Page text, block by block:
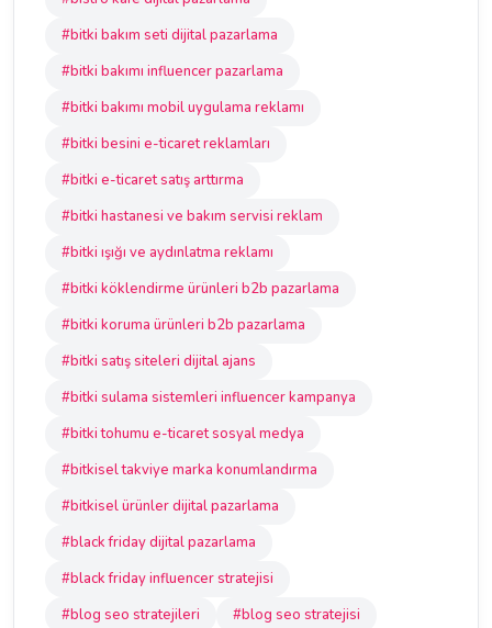
#bitki bakım seti dijital pazarlama
#bitki bakımı influencer pazarlama
#bitki bakımı mobil uygulama reklamı
#bitki besini e-ticaret reklamları
#bitki e-ticaret satış arttırma
#bitki hastanesi ve bakım servisi reklam
#bitki ışığı ve aydınlatma reklamı
#bitki köklendirme ürünleri b2b pazarlama
#bitki koruma ürünleri b2b pazarlama
#bitki satış siteleri dijital ajans
#bitki sulama sistemleri influencer kampanya
#bitki tohumu e-ticaret sosyal medya
#bitkisel takviye marka konumlandırma
#bitkisel ürünler dijital pazarlama
#black friday dijital pazarlama
#black friday influencer stratejisi
#blog seo stratejileri
#blog seo stratejisi